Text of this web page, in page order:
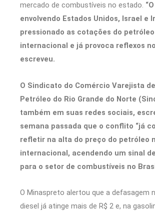
mercado de combustíveis no estado.
envolvendo Estados Unidos, Israel e
pressionado as cotações do
internacional e já provoca reflexos
escreveu.
O Sindicato do Comércio Varejista
Petróleo do Rio Grande do Norte
também em suas redes sociais,
semana passada que o conflito “já
refletir na alta do preço do petróleo
internacional, acendendo um sinal
para o setor de combustíveis no
O Minaspreto alertou que a defasagem
diesel já atinge mais de R$ 2 e, na